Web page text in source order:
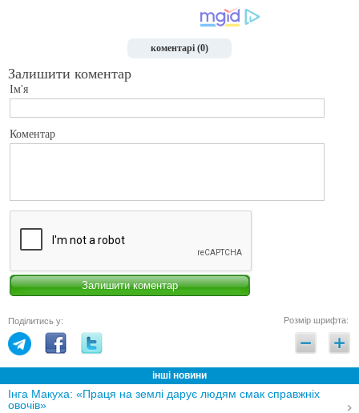
коментарі (0)
Залишити коментар
Ім'я
Коментар
Поділитись у: Розмір шрифта:
інші новини
Інга Макуха: «Праця на землі дарує людям смак справжніх
овочів»